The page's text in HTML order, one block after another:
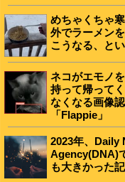
めちゃくちゃ
外でラーメン
こうなる、と
ネコがエモノ
持って帰って
なくなる画像
「Flappie」
2023年、Daily
Agency(DNA)
も大きかった